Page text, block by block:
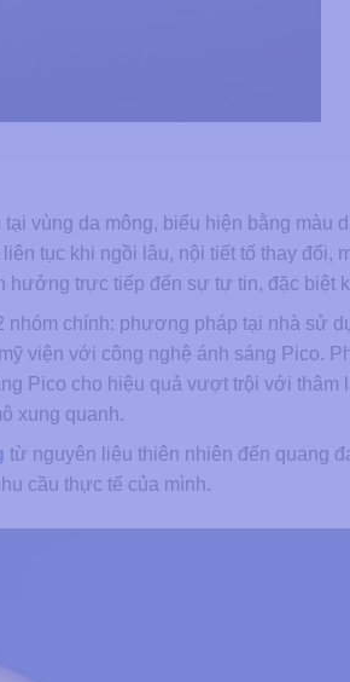
tại vùng da mông, biểu hiện bằng màu
tục khi ngồi lâu, nội tiết tố thay đổi,
hưởng trực tiếp đến sự tự tin, đặc biệt
nhóm chính: phương pháp tại nhà sử
viện với công nghệ ánh sáng Pico.
Pico cho hiệu quả vượt trội với thâm
xung quanh.
từ nguyên liệu thiên nhiên đến quang
cầu thực tế của mình.